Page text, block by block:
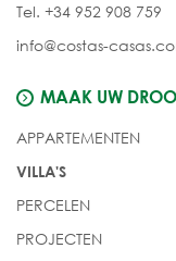
Tel. +34 952 908 759
info@costas-
MAAK UW
APPARTEMENTEN
VILLA'S
PERCELEN
PROJECTEN